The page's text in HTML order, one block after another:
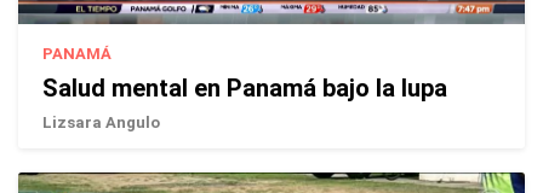
PANAMÁ
Salud mental en Panamá bajo la lupa
Lizsara Angulo